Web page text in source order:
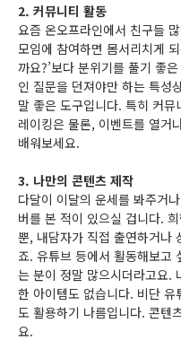
2. 커뮤니티 활동
요즘 온오프라인에서 친구들
모임에 참여하면 몸서리치게
까요?’보다 분위기를 풀기 좋
인 질문을 던져야만 하는 특성
말 좋은 도구입니다. 특히 커
레이킹은 물론, 이벤트를 열거
배워보세요.
3. 나만의 콘텐츠 제작
다달이 이달의 운세를 봐주거
버를 본 적이 있으실 겁니다.
뿐, 내담자가 직접 출연하거나
죠. 유튜브 등에서 활동해보고
는 분이 정말 많으시더라고요.
한 아이템도 없습니다. 비단
도 활용하기 나름입니다. 콘텐
요.